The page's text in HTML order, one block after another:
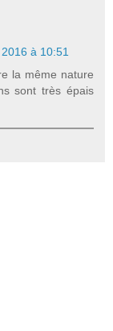
à 10:51
la même nature
sont très épais